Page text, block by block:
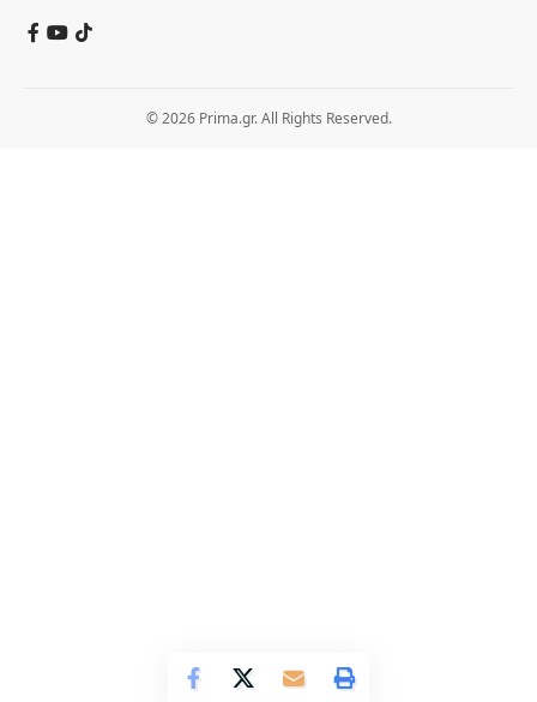
© 2026 Prima.gr. All Rights Reserved.